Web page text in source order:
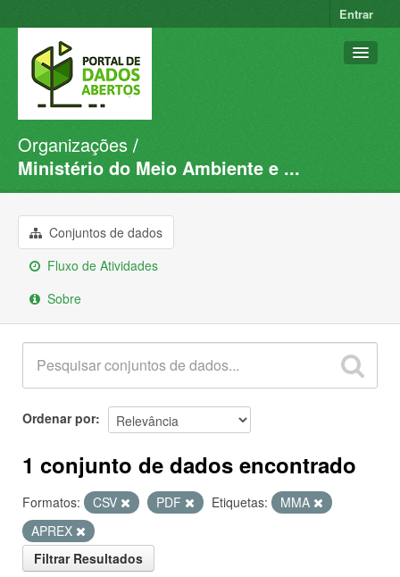
Entrar
Conjuntos de dados
Organizações
Sobre
Organizações
Ministério do Meio Ambiente e ...
Conjuntos de dados
Fluxo de Atividades
Sobre
Ordenar por
1 conjunto de dados encontrado
Formatos: CSV PDF Etiquetas:
MMA
APREX
Filtrar Resultados